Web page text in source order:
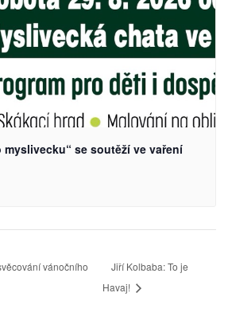
myslivecku“ se soutěží ve vaření
vánočního
Jiří Kolbaba: To je
Havaj!